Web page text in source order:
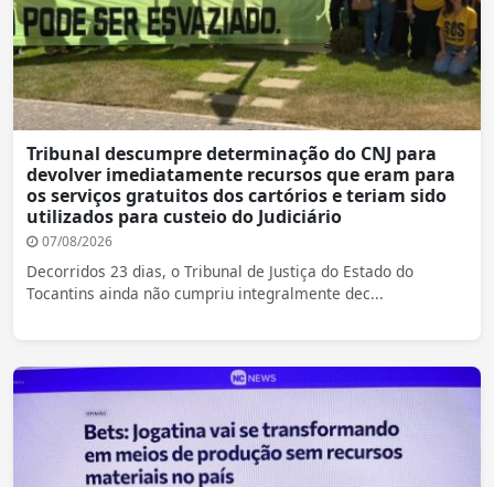
Tribunal descumpre determinação do CNJ para
devolver imediatamente recursos que eram para
os serviços gratuitos dos cartórios e teriam sido
utilizados para custeio do Judiciário
07/08/2026
Decorridos 23 dias, o Tribunal de Justiça do Estado do
Tocantins ainda não cumpriu integralmente dec...